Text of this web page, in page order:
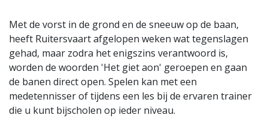
Met de vorst in de grond en de sneeuw op de baan,
heeft Ruitersvaart afgelopen weken wat tegenslagen
gehad, maar zodra het enigszins verantwoord is,
worden de woorden 'Het giet aon' geroepen en gaan
de banen direct open. Spelen kan met een
medetennisser of tijdens een les bij de ervaren trainer
die u kunt bijscholen op ieder niveau.